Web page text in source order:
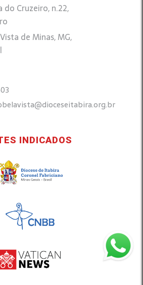
do Cruzeiro, n.22,
de Minas, MG,
INDICADOS